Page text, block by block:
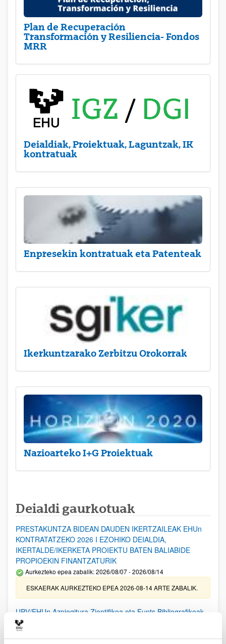
Plan de Recuperación
Transformación y Resiliencia- Fondos
MRR
Deialdiak, Proiektuak, Laguntzak, IK
kontratuak
Enpresekin kontratuak eta Patenteak
Ikerkuntzarako Zerbitzu Orokorrak
Nazioarteko I+G Proiektuak
Deialdi gaurkotuak
PRESTAKUNTZA BIDEAN DAUDEN IKERTZAILEAK EHUn
KONTRATATZEKO 2026 I EZOHIKO DEIALDIA,
IKERTALDE/IKERKETA PROIEKTU BATEN BALIABIDE
PROPIOEKIN FINANTZATURIK
Aurkezteko epea zabalik: 2026/08/07 - 2026/08/14
ESKAERAK AURKEZTEKO EPEA 2026-08-14 ARTE ZABALIK.
UPV/EHUn Azpiegitura Zientifikoa eta Funts Bibliografikoak
erosi eta berritzeko laguntzak 2026